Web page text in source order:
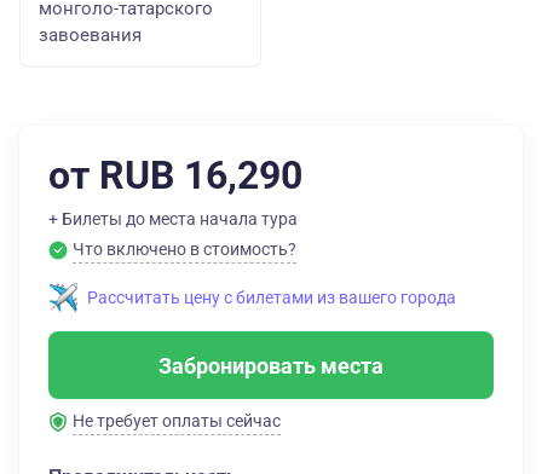
монголо-татарского
завоевания
от RUB 16,290
+ Билеты до места начала тура
Что включено в стоимость?
Рассчитать цену с билетами из вашего города
Забронировать места
Не требует оплаты сейчас